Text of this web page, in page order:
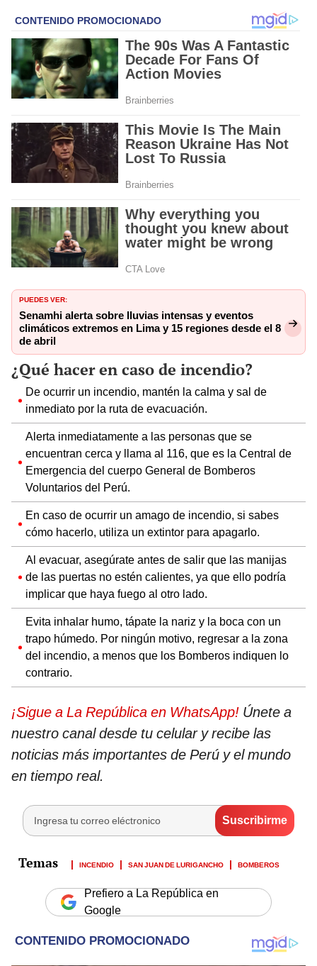
PUEDES VER:
Senamhi alerta sobre lluvias intensas y eventos
climáticos extremos en Lima y 15 regiones desde el 8
de abril
¿Qué hacer en caso de incendio?
De ocurrir un incendio, mantén la calma y sal de
inmediato por la ruta de evacuación.
Alerta inmediatamente a las personas que se
encuentran cerca y llama al 116, que es la Central de
Emergencia del cuerpo General de Bomberos
Voluntarios del Perú.
En caso de ocurrir un amago de incendio, si sabes
cómo hacerlo, utiliza un extintor para apagarlo.
Al evacuar, asegúrate antes de salir que las manijas
de las puertas no estén calientes, ya que ello podría
implicar que haya fuego al otro lado.
Evita inhalar humo, tápate la nariz y la boca con un
trapo húmedo. Por ningún motivo, regresar a la zona
del incendio, a menos que los Bomberos indiquen lo
contrario.
¡Sigue a La República en WhatsApp! Únete a
nuestro canal desde tu celular y recibe las
noticias más importantes de Perú y el mundo
en tiempo real.
INCENDIO SAN JUAN DE LURIGANCHO BOMBEROS
Prefiero a La República en
Google